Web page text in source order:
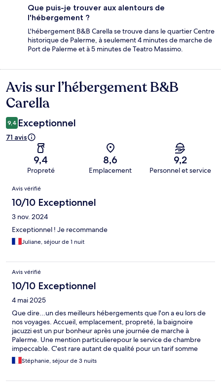
Que puis-je trouver aux alentours de
l'hébergement ?
L'hébergement B&B Carella se trouve dans le quartier Centre
historique de Palerme, à seulement 4 minutes de marche de
Port de Palerme et à 5 minutes de Teatro Massimo.
Avis
Avis sur l’hébergement B&B
Carella
9,4 Exceptionnel
71 avis
9,4
Propreté
8,6
Emplacement
9,2
Personnel et service
Avis
Avis vérifié
10/10 Exceptionnel
3 nov. 2024
Exceptionnel ! Je recommande
Juliane, séjour de 1 nuit
Avis vérifié
10/10 Exceptionnel
4 mai 2025
Que dire...un des meilleurs hébergements que l'on a eu lors de
nos voyages. Accueil, emplacement, propreté, la baignoire
jacuzzi est un pur bonheur après une journée de marche à
Palerme. Une mention particulierepour le service de chambre
impeccable. C'est rare autant de qualité pour un tarif somme
toute abordable. À recommander les yeux fermés.
Stéphanie, séjour de 3 nuits